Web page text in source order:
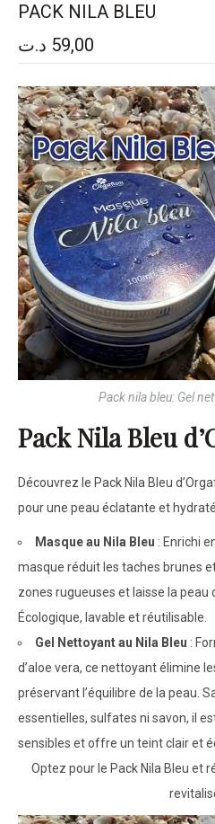
PACK NILA BLEU
59,00 د.ت
Pack nila bleu: Gel
Pack Nila Bleu
Découvrez le Pack Nila Bleu
pour une peau éclatante et
Masque au Nila Bleu : Enrichi
masque réduit les taches brunes
zones rugueuses et laisse la peau
Écologique, lavable et réutilisable.
Gel Nettoyant au Nila Bleu :
d’aloe vera, ce nettoyant élimine
préservant l’équilibre de la peau.
essentielles, sulfates ni savon, il
sensibles et offre un teint clair et
Optez pour le Pack Nila Bleu et